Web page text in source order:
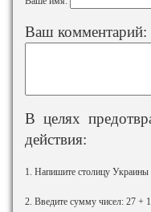
Ваш комментарий:
В целях
действия:
1. Напишите столицу Украины
2. Введите сумму чисел: 27 +